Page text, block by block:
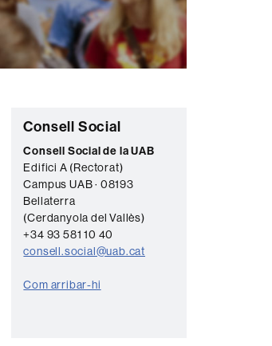
Informació
complementària
C
o
n
t
a
c
e
Consell Social
Consell Social de la UAB
Edifici A (Rectorat)
Campus UAB · 08193
Bellaterra
(Cerdanyola del Vallès)
+34 93 581 10 40
consell.social@uab.cat
Com arribar-hi